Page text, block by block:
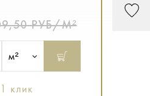
РУБ/М²
м²
клик